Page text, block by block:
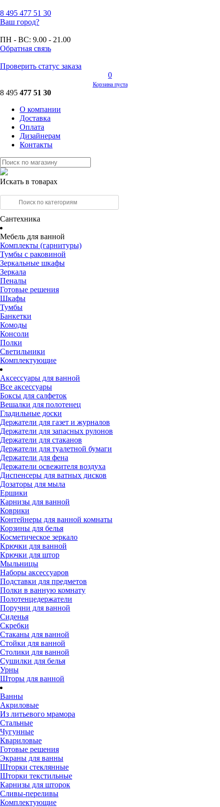
8 495 477 51 30
Ваш город?
ПН - ВС: 9.00 - 21.00
Обратная связь
Проверить статус заказа
0
Корзина пуста
8 495 477 51 30
О компании
Доставка
Оплата
Дизайнерам
Контакты
Искать в товарах
Сантехника
Мебель для ванной
Комплекты (гарнитуры)
Тумбы с раковиной
Зеркальные шкафы
Зеркала
Пеналы
Готовые решения
Шкафы
Тумбы
Банкетки
Комоды
Консоли
Полки
Светильники
Комплектующие
Аксессуары для ванной
Все аксессуары
Боксы для салфеток
Вешалки для полотенец
Гладильные доски
Держатели для газет и журналов
Держатели для запасных рулонов
Держатели для стаканов
Держатели для туалетной бумаги
Держатели для фена
Держатели освежителя воздуха
Диспенсеры для ватных дисков
Дозаторы для мыла
Ершики
Карнизы для ванной
Коврики
Контейнеры для ванной комнаты
Корзины для белья
Косметическое зеркало
Крючки для ванной
Крючки для штор
Мыльницы
Наборы аксессуаров
Подставки для предметов
Полки в ванную комнату
Полотенцедержатели
Поручни для ванной
Сиденья
Скребки
Стаканы для ванной
Стойки для ванной
Столики для ванной
Сушилки для белья
Урны
Шторы для ванной
Ванны
Акриловые
Из литьевого мрамора
Стальные
Чугунные
Квариловые
Готовые решения
Экраны для ванны
Шторки стеклянные
Шторки текстильные
Карнизы для шторок
Сливы-переливы
Комплектующие